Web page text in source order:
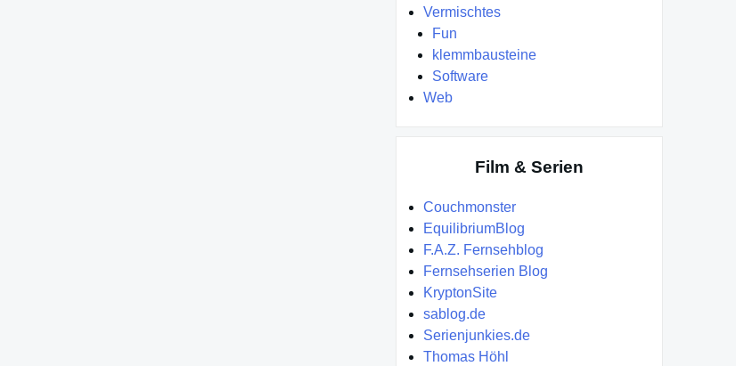
Vermischtes
Fun
klemmbausteine
Software
Web
Film & Serien
Couchmonster
EquilibriumBlog
F.A.Z. Fernsehblog
Fernsehserien Blog
KryptonSite
sablog.de
Serienjunkies.de
Thomas Höhl